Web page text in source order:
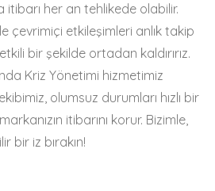
her an tehlikede olabilir.
çevrimiçi etkileşimleri anlık takip
bir şekilde ortadan kaldırırız.
Kriz Yönetimi hizmetimiz
olumsuz durumları hızlı bir
itibarını korur. Bizimle,
bir iz bırakın!